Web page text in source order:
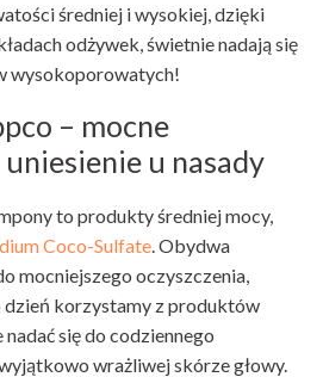
średniej i wysokiej, dzięki
odżywek, świetnie nadają się
wysokoporowatych!
– mocne
u nasady
to produkty średniej mocy,
Coco-Sulfate . Obydwa
mocniejszego oczyszczenia,
dzień korzystamy z produktów
się do codziennego
wrażliwej skórze głowy.